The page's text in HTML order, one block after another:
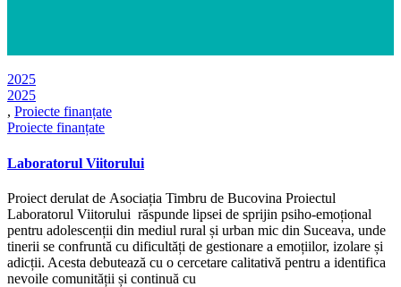
2025
2025
, Proiecte finanțate
Proiecte finanțate
Laboratorul Viitorului
Proiect derulat de Asociația Timbru de Bucovina Proiectul
Laboratorul Viitorului răspunde lipsei de sprijin psiho-emoțional
pentru adolescenții din mediul rural și urban mic din Suceava, unde
tinerii se confruntă cu dificultăți de gestionare a emoțiilor, izolare și
adicții. Acesta debutează cu o cercetare calitativă pentru a identifica
nevoile comunității și continuă cu